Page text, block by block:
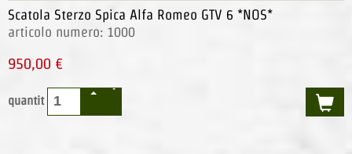
Scatola Sterzo Spica Alfa Romeo GTV 6 *NOS*
articolo numero: 1000
950,00 €
quantit